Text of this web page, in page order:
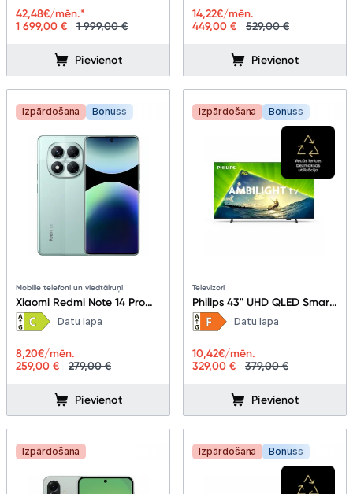
1 699,00 € 1 999,00 €
42,48€/mēn.*
Pievienot
449,00 € 529,00 €
14,22€/mēn.
Pievienot
Izpārdošana Bonuss
Mobilie telefoni un viedtālruņi
Xiaomi Redmi Note 14 Pro
5G 8+256GB Coral Green
Datu lapa
259,00 € 279,00 €
8,20€/mēn.
Pievienot
Izpārdošana Bonuss
Televizori
Philips 43" UHD QLED Smart
TV 43PUS8209/12
Datu lapa
329,00 € 379,00 €
10,42€/mēn.
Pievienot
Izpārdošana Izpārdošana Bonuss